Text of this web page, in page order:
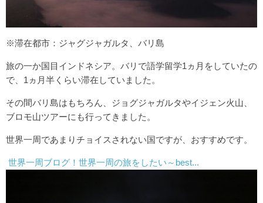
チリ
ブラジル
content
世界の乗物/移動
※滞在都市：ジャグジャガルタ、バリ島
旅の一か国目インドネシア。バリで語学留学1ヵ月をしていたの
で、1ヵ月半くらい滞在していました。
その間バリ島はもちろん、ジョグジャガルタやイジェン火山、
ブロモ山ツアーにも行ってきました。
世界一周であまりチョイスされない国ですが、おすすめです。
世界一周ブログ！世界一周の旅をしたい～best...